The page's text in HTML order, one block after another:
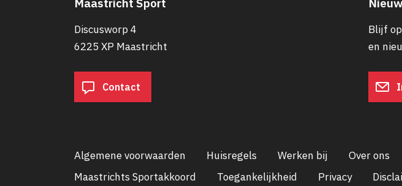
Maastricht Sport
Discusworp 4
6225 XP Maastricht
Contact
Blijf
en
Algemene voorwaarden Huisregels Werken bij
Over ons
Maastrichts Sportakkoord
Toegankelijkheid Privacy